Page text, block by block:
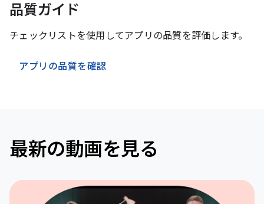
品質ガイド
チェックリストを使用してアプリの品質を評価します。
アプリの品質を確認
最新の動画を見る